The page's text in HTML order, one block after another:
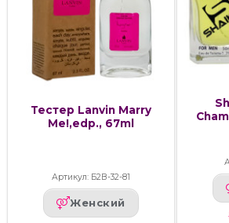
Тестер Lanvin Marry
Me!,edp., 67ml
Артикул: Б2В-32-81
Женский